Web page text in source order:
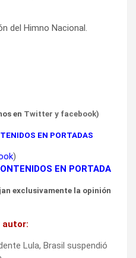
del Himno Nacional.
en Twitter y facebook)
EN PORTADAS
)
EN PORTADA
exclusivamente la opinión
autor:
Lula, Brasil suspendió